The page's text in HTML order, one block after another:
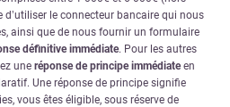
d’utiliser le connecteur bancaire qui nous
ainsi que de nous fournir un formulaire
définitive immédiate. Pour les autres
une réponse de principe immédiateen
Une réponse de principe signifie
vous êtes éligible, sous réserve de